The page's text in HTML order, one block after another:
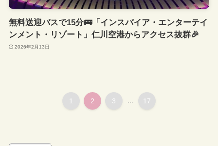
無料送迎バスで15分🚌「インスパイア・エンターテイ
ンメント・リゾート」仁川空港からアクセス抜群🎉
2026年2月13日
1 2 3 ... 17